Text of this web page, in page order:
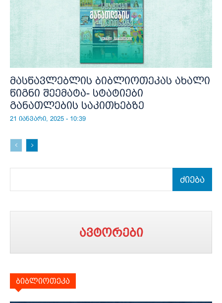
მასწავლებლის ბიბლიოთეკას ახალი
წიგნი შეემატა- სტატიები
განათლების საკითხებზე
21 იანვარი, 2025 - 10:39
ძიება
ავტორები
ბიბლიოთეკა